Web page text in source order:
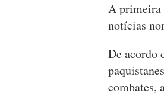
A primeira
notícias
De acordo
combates,